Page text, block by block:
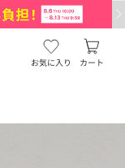
お気に入り カート